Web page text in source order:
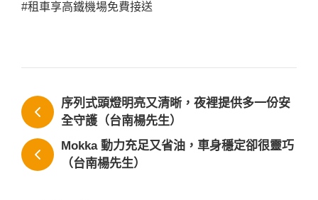
#租車享高鐵機場免費接送
序列式頭燈明亮又清晰，夜裡提供多一份安
全守護（台南楊先生）
Mokka 動力充足又省油，車身穩定卻很靈巧
（台南楊先生）